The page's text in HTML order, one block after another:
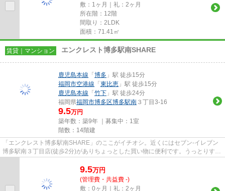
敷：1ヶ月｜礼：2ヶ月
所在階：12階
間取り：2LDK
面積：71.41㎡
賃貸｜マンション エンクレスト博多駅南SHARE
鹿児島本線 「博多 」駅 徒歩15分
福岡市空港線 「東比恵 」駅 徒歩15分
鹿児島本線 「竹下 」駅 徒歩24分
福岡県福岡市博多区博多駅南 ３丁目3-16
9.5万円
築年数：築9年 ｜募集中： 1室
階数：14階建
「エンクレスト博多駅南SHARE」のここがイチオシ。近くにはセブン‐イレブン
博多駅南３丁目店(徒歩2分)がありちょっとした買い物に便利です。うっとりする
程綺麗な景色を眺められる、...
9.5万円
(管理費・共益費 -)
敷：0ヶ月｜礼：2ヶ月